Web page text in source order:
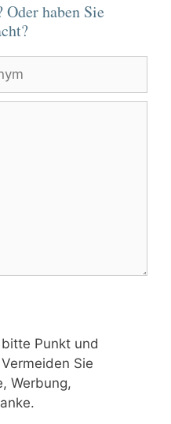
Oder haben Sie
Punkt und
Sie
Werbung,